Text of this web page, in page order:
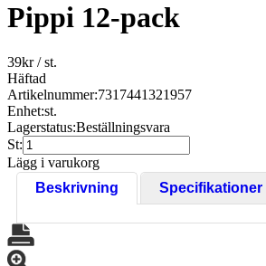
Pippi 12-pack
39kr/ st.
Häftad
Artikelnummer:7317441321957
Enhet:st.
Lagerstatus:Beställningsvara
St:
Lägg i varukorg
Beskrivning
Specifikationer